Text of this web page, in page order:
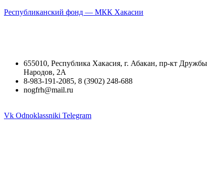
Республиканский фонд — МКК Хакасии
655010, Республика Хакасия, г. Абакан, пр-кт Дружбы
Народов, 2А
8-983-191-2085, 8 (3902) 248-688
nogfrh@mail.ru
Vk Odnoklassniki Telegram